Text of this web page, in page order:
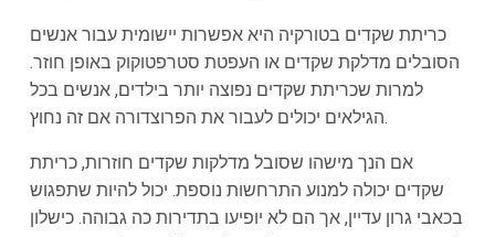
כריתת שקדים בטורקיה היא אפשרות יישומית עבור אנשים
הסובלים מדלקת שקדים או העפטת סטרפטוקוק באופן חוזר.
למרות שכריתת שקדים נפוצה יותר בילדים, אנשים בכל
הגילאים יכולים לעבור את הפרוצדורה אם זה נחוץ.
אם הנך מישהו שסובל מדלקות שקדים חוזרות, כריתת
שקדים יכולה למנוע התרחשות נוספת. יכול להיות שתפגוש
בכאבי גרון עדיין, אך הם לא יופיעו בתדירות כה גבוהה. כישלון